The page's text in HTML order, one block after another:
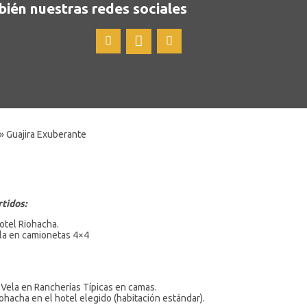
nuestras redes sociales
» Guajira Exuberante
Riohacha.
en camionetas 4×4
en Rancherías Típicas en camas.
en el hotel elegido (habitación estándar).